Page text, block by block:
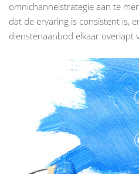
omnichannelstrategie aan te
dat de ervaring is consistent is,
dienstenaanbod elkaar overlapt